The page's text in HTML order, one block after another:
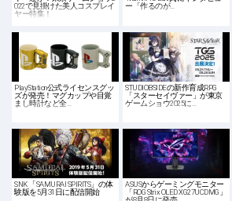
022で見掛けた美人コスプレイ
ヤー特集！
ー「作るのが…
PlayStation公式ライセンスグッ
ズが発売！マグカップや目覚
まし時計など全…
STUDIOBSIDEの新作育成RPG
「スターセイヴァー」が東京
ゲームショウ2025に…
SNK 「SAMURAI SPIRITS」の体
験版を5月31日に配信開始
ASUSからゲーミングモニター
「ROG Strix OLED XG27UCDMG」